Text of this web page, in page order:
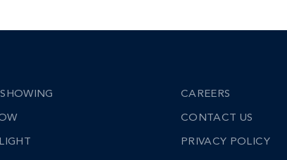
CAREERS
CONTACT US
PRIVACY POLICY